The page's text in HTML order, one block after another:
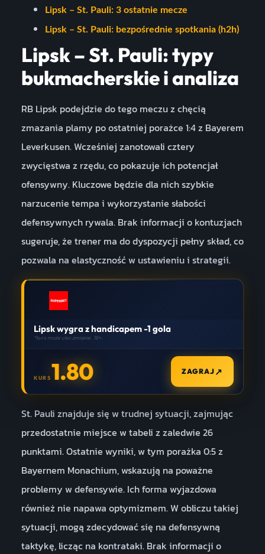
Lipsk – St. Pauli: 3 ostatnie mecze
Lipsk – St. Pauli: bezpośrednie spotkania (h2h)
Lipsk – St. Pauli: typy
bukmacherskie i analiza
RB Lipsk podejdzie do tego meczu z chęcią
zmazania plamy po ostatniej porażce 1:4 z Bayerem
Leverkusen. Wcześniej zanotowali cztery
zwycięstwa z rzędu, co pokazuje ich potencjał
ofensywny. Kluczowe będzie dla nich szybkie
narzucenie tempa i wykorzystanie słabości
defensywnych rywala. Brak informacji o kontuzjach
sugeruje, że trener ma do dyspozycji pełny skład, co
pozwala na elastyczność w ustawieniu i strategii.
Lipsk wygra z handicapem -1 gola
*kurs może ulec zmianie. 18+.
KURS1.80 ZAGRAJ ↗
St. Pauli znajduje się w trudnej sytuacji, zajmując
przedostatnie miejsce w tabeli z zaledwie 26
punktami. Ostatnie wyniki, w tym porażka 0:5 z
Bayernem Monachium, wskazują na poważne
problemy w defensywie. Ich forma wyjazdowa
również nie napawa optymizmem. W obliczu takiej
sytuacji, mogą zdecydować się na defensywną
taktykę, licząc na kontrataki. Brak informacji o